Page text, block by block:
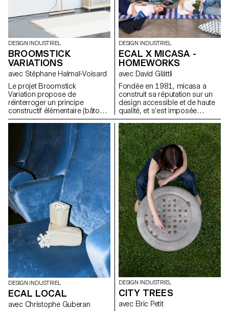
DESIGN INDUSTRIEL
BROOMSTICK
VARIATIONS
avec Stéphane Halmaï-Voisard
Le projet Broomstick
Variation propose de
réinterroger un principe
constructif élémentaire (bâtons,
assemblages visibles, structure
modulable) et d’explorer son
potentiel pour générer de
nouveaux objets et mobiliers
adaptés à des usages
contemporains. L’objectif est
de comprendre comment cette
logique de conception, pensée
comme accessible et
économique, peut être
actualisée face aux enjeux de
durabilité, de fonctionnalité et
d’esthétique.
DESIGN INDUSTRIEL
ECAL X MICASA -
HOMEWORKS
avec David Glättli
Fondée en 1981, micasa a
construit sa réputation sur un
design accessible et de haute
qualité, et s’est imposée
comme leader en Suisse.
Fidèle à une approche du
design démocratique, pensée
pour s’intégrer naturellement au
quotidien, l’entreprise s’est
associée à l'ECAL pour
développer HOMEWORKS, une
collection limitée invitant une
nouvelle génération à repenser
la manière dont les espaces de
vie se façonnent et la façon
dont le design peut devenir une
présence active et porteuse de
sens dans les usages de tous
les jours.
DESIGN INDUSTRIEL
ECAL LOCAL
avec Christophe Guberan
DESIGN INDUSTRIEL
CITY TREES
avec Elric Petit